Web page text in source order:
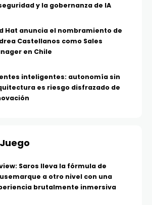
y la gobernanza de IA
Hat anuncia el nombramiento de
Castellanos como Sales
en Chile
inteligentes: autonomía sin
es riesgo disfrazado de
Saros lleva la fórmula de
a otro nivel con una
brutalmente inmersiva